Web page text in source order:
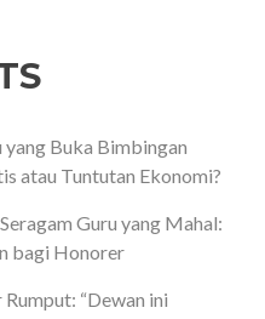
Buka Bimbingan
atau Tuntutan Ekonomi?
Guru yang Mahal:
bagi Honorer
“Dewan ini